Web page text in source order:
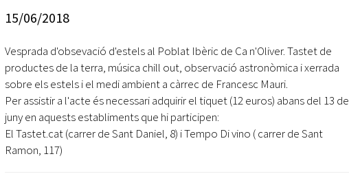
jove 2026
Cerdanyola opta a més de 5 milions d'euros del Pla de
Barris per transformar les Fontetes, Quatre Cantons i
l'entorn de l'avinguda Catalunya
El FIT presenta el cartell de la seva 16a edició i dona el
tret de sortida al festival
L’Ajuntament reparteix ulleres gratuïtes per veure
15/06/2018
Vesprada d'obsevació d'estels al Poblat Ibèric de Ca n'Oliver. Tastet de
productes de la terra, música chill out, observació astronòmica i xerrada
sobre els estels i el medi ambient a càrrec de Francesc Mauri.
Per assistir a l'acte és necessari adquirir el tiquet (12 euros) abans del 13 de
juny en aquests establiments que hi participen:
El Tastet.cat (carrer de Sant Daniel, 8) i Tempo Di vino ( carrer de Sant
Ramon, 117)